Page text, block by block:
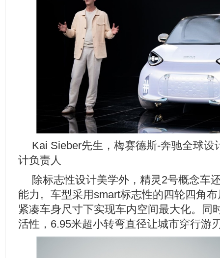
Kai Sieber先生，梅赛德斯-奔驰全球设
计负责人
除标志性设计美学外，精灵2号概念车
能力。车型采用smart标志性的四轮四角
紧凑车身尺寸下实现车内空间最大化。同
活性，6.95米超小转弯直径让城市穿行游